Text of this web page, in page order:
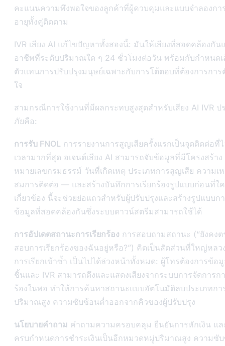
คะแนนความพึงพอใจของลูกค้าที่ผู้ควบคุมและแบบจำลองกา
อายุทั้งคู่ติดตาม
IVR เสียง AI แก้ไขปัญหาทั้งสองนี้: มันให้เสียงที่สอดคล้องกัน
อาชีพที่ระดับปริมาณใด ๆ 24 ชั่วโมงต่อวัน พร้อมกับกำหนดเ
ตัวแทนการปรับปรุงมนุษย์เฉพาะกับการโต้ตอบที่ต้องการกา
ใจ
สามกรณีการใช้งานที่มีผลกระทบสูงสุดสำหรับเสียง AI IVR ป
ภัยคือ:
การรับ FNOL การรายงานการสูญเสียครั้งแรกเป็นจุดติดต่อที่
เวลามากที่สุด อเจนต์เสียง AI สามารถจับข้อมูลที่มีโครงสร้า
หมายเลขกรมธรรม์ วันที่เกิดเหตุ ประเภทการสูญเสีย ความเ
สมการติดต่อ — และสร้างบันทึกการเรียกร้องรูปแบบก่อนที่ใ
เกี่ยวข้อง นี้จะช่วยย่อแถวสำหรับผู้ปรับปรุงและสร้างรูปแบบก
ข้อมูลที่สอดคล้องกันซึ่งระบบดาวน์สตรีมสามารถใช้ได้
การอัปเดตสถานะการเรียกร้อง การสอบถามสถานะ (“ยังคงต
สอบการเรียกร้องของฉันอยู่หรือ?”) คิดเป็นสัดส่วนที่ใหญ่หลว
การเรียกเข้าซ้ำ เป็นไปได้ล่วงหน้าทั้งหมด: ผู้โทรต้องการข้อ
ชิ้นและ IVR สามารถดึงและแสดงเสียงจากระบบการจัดการก
ร้องในพอ ทำให้การค้นหาสถานะแบบอัตโนมัติลบประเภทกา
ปริมาณสูง ความซับซ้อนต่ำออกจากคิวของผู้ปรับปรุง
นโยบายคำถาม คำถามความครอบคลุม ยืนยันการหักเงิน แ
ครบกำหนดการชำระเงินเป็นอีกหมวดหมู่ปริมาณสูง ความซั